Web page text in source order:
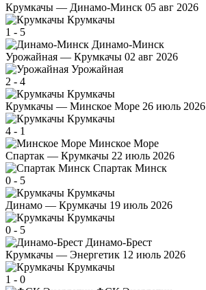
Крумкачы — Динамо-Минск 05 авг 2026
Крумкачы
1 - 5
Динамо-Минск
Урожайная — Крумкачы 02 авг 2026
Урожайная
2 - 4
Крумкачы
Крумкачы — Минское Море 26 июль 2026
Крумкачы
4 - 1
Минское Море
Спартак — Крумкачы 22 июль 2026
Спартак Минск
0 - 5
Крумкачы
Динамо — Крумкачы 19 июль 2026
Крумкачы
0 - 5
Динамо-Брест
Крумкачы — Энергетик 12 июль 2026
Крумкачы
1 - 0